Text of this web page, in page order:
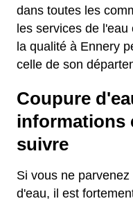
dans toutes les
les services de
la qualité à Ennery
celle de son
Coupure
informations
suivre
Si vous ne
d'eau, il est